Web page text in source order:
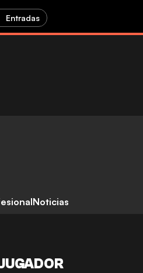
Entradas
Noticias